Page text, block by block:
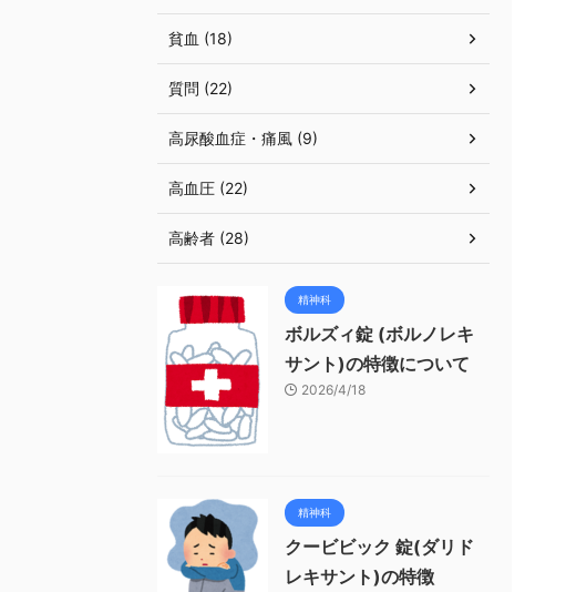
貧血 (18)
質問 (22)
高尿酸血症・痛風 (9)
高血圧 (22)
高齢者 (28)
精神科
ボルズィ錠 (ボルノレキ
サント)の特徴について
2026/4/18
精神科
クービビック 錠(ダリド
レキサント)の特徴